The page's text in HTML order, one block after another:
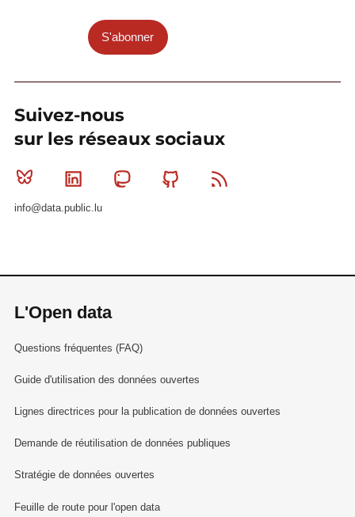
S'abonner
Suivez-nous
sur les réseaux sociaux
Bluesky Linkedin MastodonGithub
info@data.public.lu
L'Open data
Questions fréquentes (FAQ)
Guide d'utilisation des données ouvertes
Lignes directrices pour la publication de données ouvertes
Demande de réutilisation de données publiques
Stratégie de données ouvertes
Feuille de route pour l'open data